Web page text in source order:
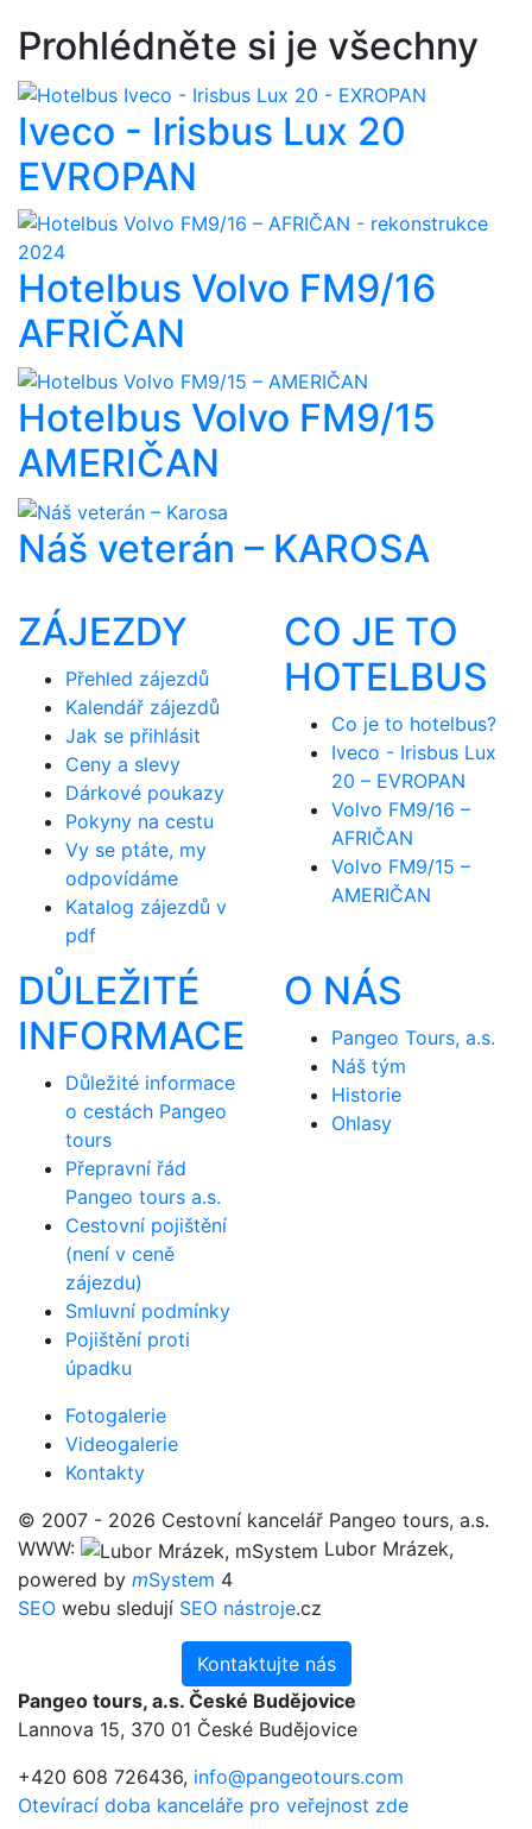
Prohlédněte si je všechny
Iveco - Irisbus Lux 20
EVROPAN
Hotelbus Volvo FM9/16
AFRIČAN
Hotelbus Volvo FM9/15
AMERIČAN
Náš veterán – KAROSA
ZÁJEZDY
Přehled zájezdů
Kalendář zájezdů
Jak se přihlásit
Ceny a slevy
Dárkové poukazy
Pokyny na cestu
Vy se ptáte, my
odpovídáme
Katalog zájezdů v
pdf
CO JE TO
HOTELBUS
Co je to hotelbus?
Iveco - Irisbus Lux
20 – EVROPAN
Volvo FM9/16 –
AFRIČAN
Volvo FM9/15 –
AMERIČAN
DŮLEŽITÉ
INFORMACE
Důležité informace
o cestách Pangeo
tours
Přepravní řád
Pangeo tours a.s.
Cestovní pojištění
(není v ceně
zájezdu)
Smluvní podmínky
Pojištění proti
úpadku
O NÁS
Pangeo Tours, a.s.
Náš tým
Historie
Ohlasy
Fotogalerie
Videogalerie
Kontakty
© 2007 - 2026 Cestovní kancelář Pangeo tours, a.s.
WWW:
Lubor Mrázek,
powered by mSystem 4
SEO webu sledují SEO nástroje.cz
Kontaktujte nás
Pangeo tours, a.s. České Budějovice
Lannova 15, 370 01 České Budějovice
+420 608 726436, info@pangeotours.com
Otevírací doba kanceláře pro veřejnost zde